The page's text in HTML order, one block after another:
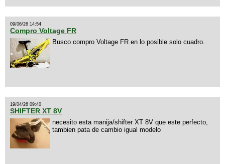
09/06/26 14:54
Compro Voltage FR
Busco compro Voltage FR en lo posible solo cuadro.
19/04/26 09:40
SHIFTER XT 8V
necesito esta manija/shifter XT 8V que este perfecto,
tambien pata de cambio igual modelo